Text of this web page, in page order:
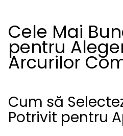
Cele Mai
pentru
Arcurilor
Cum să
Potrivit pentru